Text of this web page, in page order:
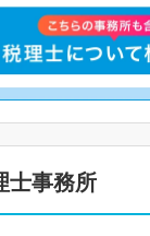
士事務所